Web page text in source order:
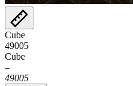
Cube
49005
Cube
–
49005